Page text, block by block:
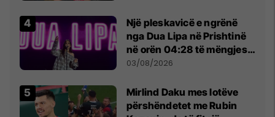
Një pleskavicë e ngrënë
nga Dua Lipa në Prishtinë
në orën 04:28 të mëngjesit
- dhe bota digjitale serbe
03/08/2026
Mirlind Daku mes lotëve
përshëndetet me Rubin